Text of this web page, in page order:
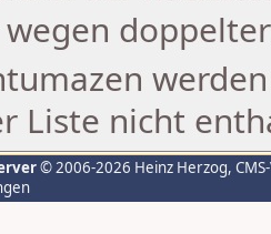
Liste nicht
© 2006-2026 Heinz Herzog,